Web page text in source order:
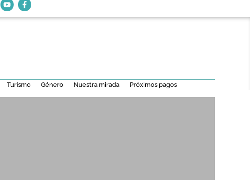
Turismo Género Nuestra mirada Próximos pagos